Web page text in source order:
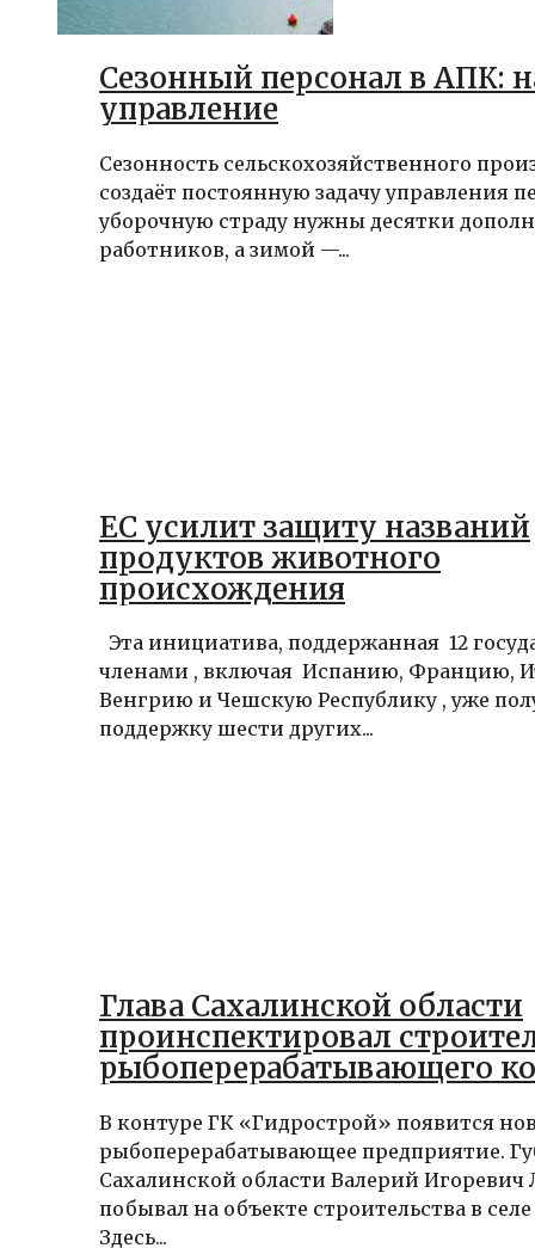
Сезонный персонал в АПК:
управление
Сезонность сельскохозяйственного
создаёт постоянную задачу управления
уборочную страду нужны десятки
работников, а зимой —...
ЕС усилит защиту названий
продуктов животного
происхождения
Эта инициатива, поддержанная 12
членами , включая Испанию, Францию,
Венгрию и Чешскую Республику , уже
поддержку шести других...
Глава Сахалинской области
проинспектировал
рыбоперерабатывающего
В контуре ГК «Гидрострой» появится
рыбоперерабатывающее предприятие.
Сахалинской области Валерий Игоревич
побывал на объекте строительства в
Здесь...